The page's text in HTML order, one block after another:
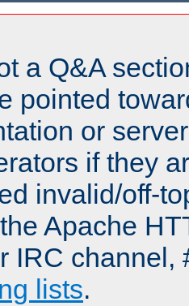
a Q&A
pointed
or
if they
invalid/off-
Apache
IRC channel,
lists.